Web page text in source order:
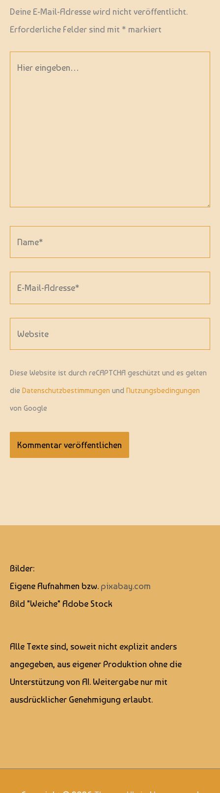
Deine E-Mail-Adresse wird nicht veröffentlicht.
Erforderliche Felder sind mit * markiert
Adresse*
Diese Website ist durch reCAPTCHA geschützt und es gelten
die Datenschutzbestimmungen und Nutzungsbedingungen
von Google
Bilder:
Eigene Aufnahmen bzw. pixabay.com
Bild "Weiche" Adobe Stock
Alle Texte sind, soweit nicht explizit anders
angegeben, aus eigener Produktion ohne die
Unterstützung von AI. Weitergabe nur mit
ausdrücklicher Genehmigung erlaubt.